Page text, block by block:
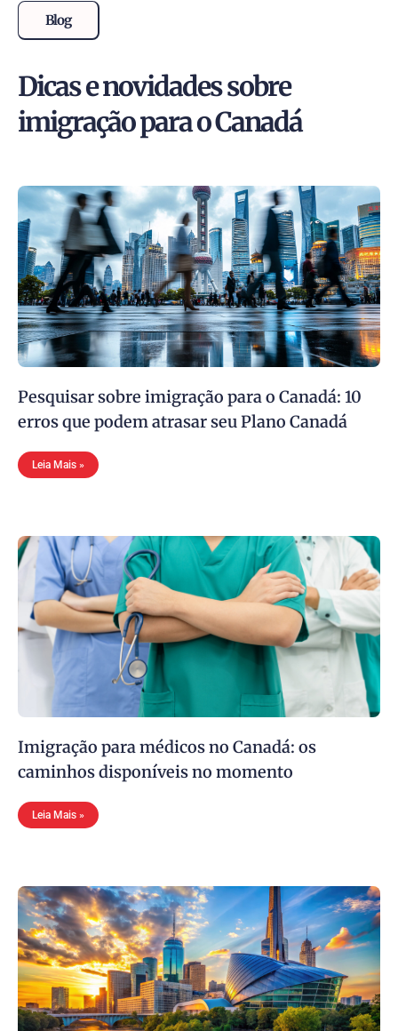
Blog
Dicas e novidades sobre
imigração para o Canadá
Pesquisar sobre imigração para o Canadá: 10
erros que podem atrasar seu Plano Canadá
Leia Mais »
Imigração para médicos no Canadá: os
caminhos disponíveis no momento
Leia Mais »